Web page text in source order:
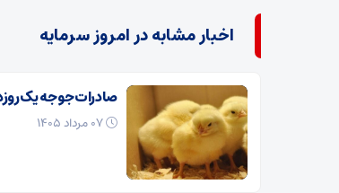
اخبار مشابه در امروز سرمایه
صادرات جوجه یک